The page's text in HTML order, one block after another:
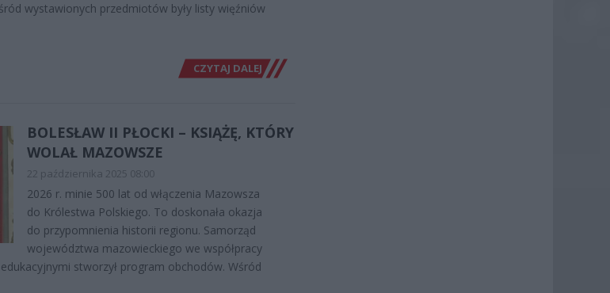
wystawionych przedmiotów były listy więźniów
CZYTAJ DALEJ
BOLESŁAW II PŁOCKI – KSIĄŻĘ, KTÓRY
WOLAŁ MAZOWSZE
22 października 2025 08:00
2026 r. minie 500 lat od włączenia Mazowsza
do Królestwa Polskiego. To doskonała okazja
do przypomnienia historii regionu. Samorząd
województwa mazowieckiego we współpracy
stworzył program obchodów. Wśród